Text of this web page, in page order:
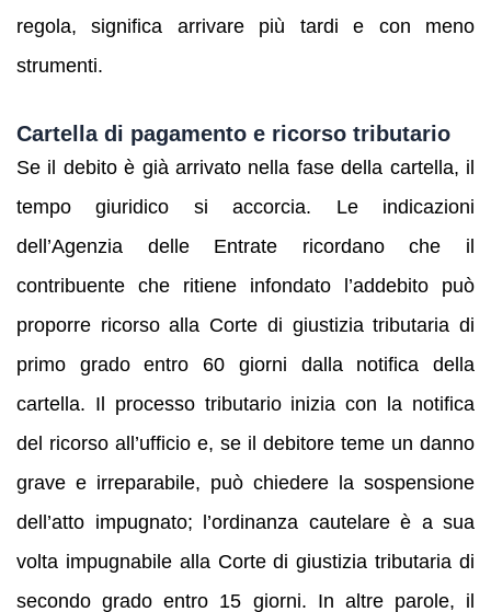
regola, significa arrivare più tardi e con meno
strumenti.
Cartella di pagamento e ricorso tributario
Se il debito è già arrivato nella fase della cartella, il
tempo giuridico si accorcia. Le indicazioni
dell’Agenzia delle Entrate ricordano che il
contribuente che ritiene infondato l’addebito può
proporre ricorso alla Corte di giustizia tributaria di
primo grado entro 60 giorni dalla notifica della
cartella. Il processo tributario inizia con la notifica
del ricorso all’ufficio e, se il debitore teme un danno
grave e irreparabile, può chiedere la sospensione
dell’atto impugnato; l’ordinanza cautelare è a sua
volta impugnabile alla Corte di giustizia tributaria di
secondo grado entro 15 giorni. In altre parole, il